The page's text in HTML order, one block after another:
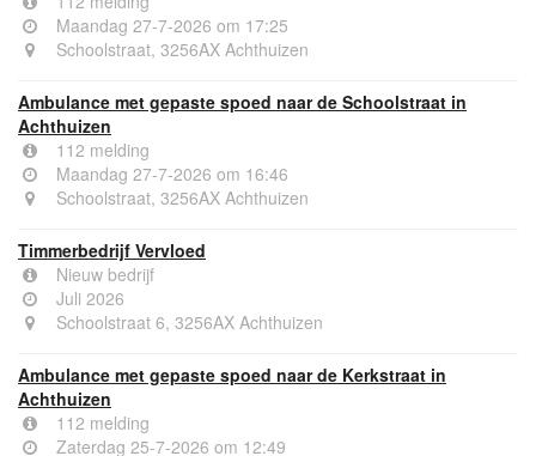
Maandag 27-7-2026 om 17:25
Schoolstraat, 3256AX Achthuizen
Ambulance met gepaste spoed naar de Schoolstraat in
Achthuizen
112 melding
Maandag 27-7-2026 om 16:46
Schoolstraat, 3256AX Achthuizen
Timmerbedrijf Vervloed
Nieuw bedrijf
Juli 2026
Schoolstraat 6, 3256AX Achthuizen
Ambulance met gepaste spoed naar de Kerkstraat in
Achthuizen
112 melding
Zaterdag 25-7-2026 om 12:49